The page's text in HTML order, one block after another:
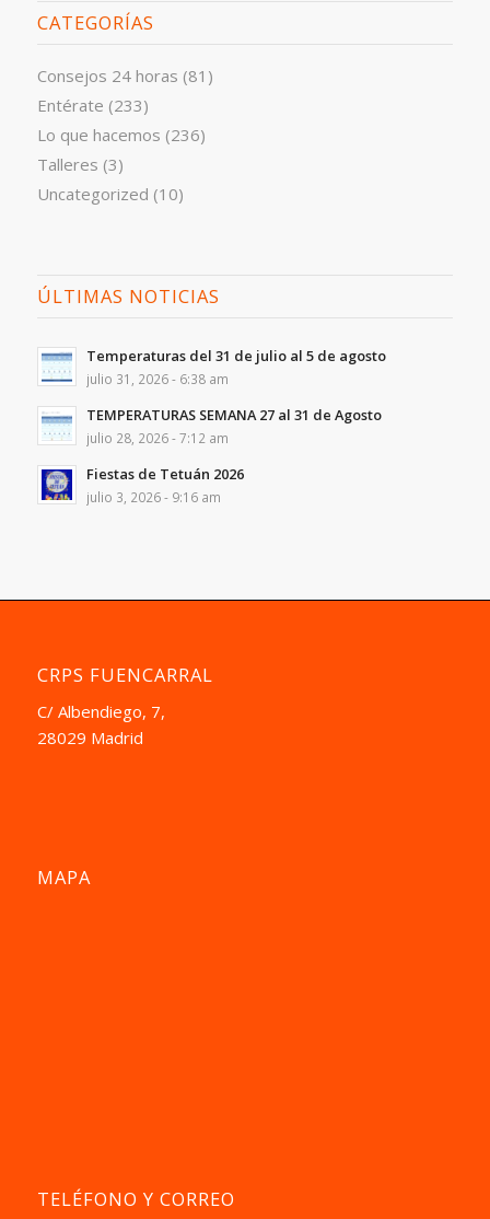
CATEGORÍAS
Consejos 24 horas (81)
Entérate (233)
Lo que hacemos (236)
Talleres (3)
Uncategorized (10)
ÚLTIMAS NOTICIAS
Temperaturas del 31 de julio al 5 de agosto
julio 31, 2026 - 6:38 am
TEMPERATURAS SEMANA 27 al 31 de Agosto
julio 28, 2026 - 7:12 am
Fiestas de Tetuán 2026
julio 3, 2026 - 9:16 am
CRPS FUENCARRAL
C/ Albendiego, 7,
28029 Madrid
MAPA
TELÉFONO Y CORREO